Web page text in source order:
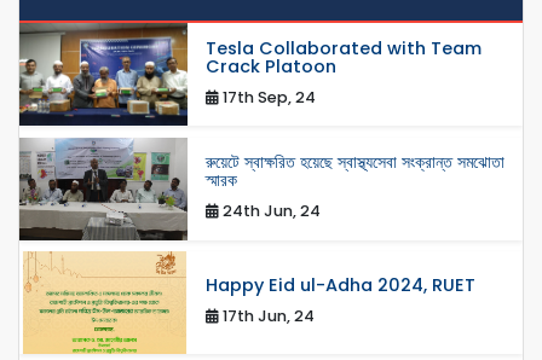
Tesla Collaborated with Team
Crack Platoon
17th Sep, 24
রুয়েটে স্বাক্ষরিত হয়েছে স্বাস্থ্যসেবা সংক্রান্ত সমঝোতা
স্মারক
24th Jun, 24
Happy Eid ul-Adha 2024, RUET
17th Jun, 24